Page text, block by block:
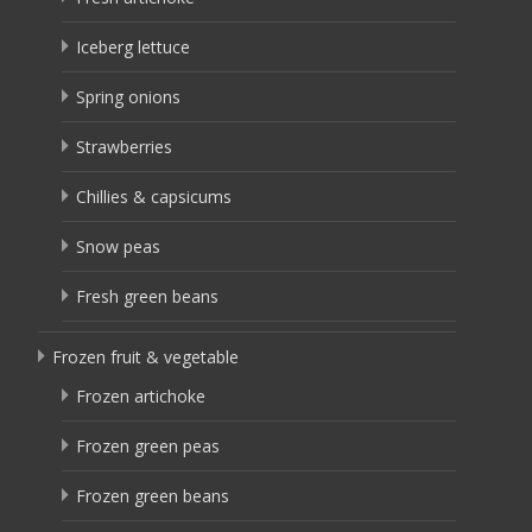
Iceberg lettuce
Spring onions
Strawberries
Chillies & capsicums
Snow peas
Fresh green beans
Frozen fruit & vegetable
Frozen artichoke
Frozen green peas
Frozen green beans